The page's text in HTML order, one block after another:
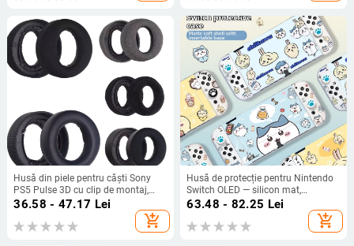
Husă din piele pentru căști Sony
PS5 Pulse 3D cu clip de montaj,
procesare OEM
36.58 - 47.17 Lei
add_shopping_cart
Husă de protecție pentru Nintendo
Switch OLED — silicon mat,
antiamprentare, atingere moale,
compatibil Switch și Switch OLED,
greutate 59 g
63.48 - 82.25 Lei
add_shopping_cart